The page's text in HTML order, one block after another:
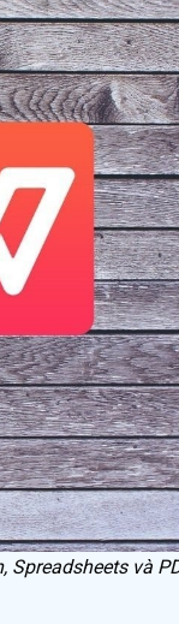
Spreadsheets và